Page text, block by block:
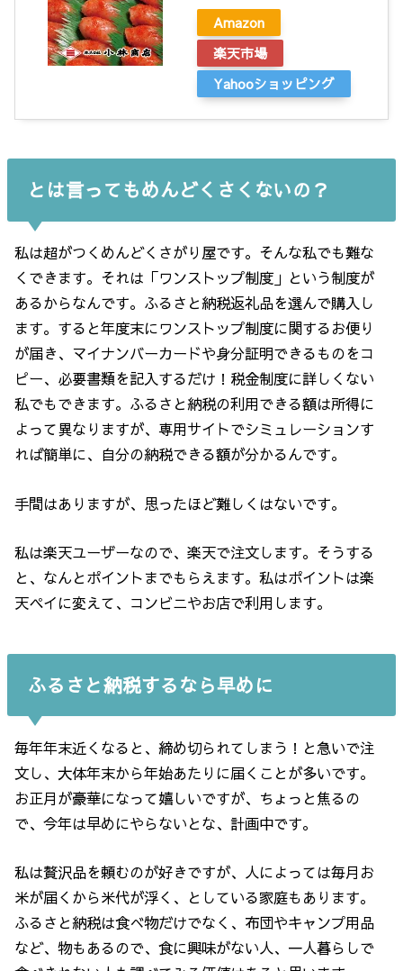
Amazon
楽天市場
Yahooショッピング
とは言ってもめんどくさくないの？
私は超がつくめんどくさがり屋です。そんな私でも難な
くできます。それは「ワンストップ制度」という制度が
あるからなんです。ふるさと納税返礼品を選んで購入し
ます。すると年度末にワンストップ制度に関するお便り
が届き、マイナンバーカードや身分証明できるものをコ
ピー、必要書類を記入するだけ！税金制度に詳しくない
私でもできます。ふるさと納税の利用できる額は所得に
よって異なりますが、専用サイトでシミュレーションす
れば簡単に、自分の納税できる額が分かるんです。
手間はありますが、思ったほど難しくはないです。
私は楽天ユーザーなので、楽天で注文します。そうする
と、なんとポイントまでもらえます。私はポイントは楽
天ペイに変えて、コンビニやお店で利用します。
ふるさと納税するなら早めに
毎年年末近くなると、締め切られてしまう！と急いで注
文し、大体年末から年始あたりに届くことが多いです。
お正月が豪華になって嬉しいですが、ちょっと焦るの
で、今年は早めにやらないとな、計画中です。
私は贅沢品を頼むのが好きですが、人によっては毎月お
米が届くから米代が浮く、としている家庭もあります。
ふるさと納税は食べ物だけでなく、布団やキャンプ用品
など、物もあるので、食に興味がない人、一人暮らしで